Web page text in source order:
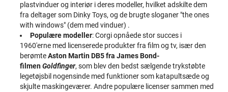
plastvinduer og interiør i deres modeller, hvilket adskilte dem
fra deltager som Dinky Toys, og de brugte sloganer "the ones
with windows" (dem med vinduer) .
Populære modeller: Corgi opnåede stor succes i
1960'erne med licenserede produkter fra film og tv, især den
berømteAston Martin DB5 fra James Bond-
filmenGoldfinger, som blev den bedst sælgende trykstøbte
legetøjsbil nogensinde med funktioner som katapultsæde og
skjulte maskingeværer. Andre populære licenser sammen med